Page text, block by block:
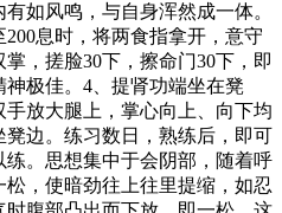
如风鸣，与自身浑然成一体。
息时，将两食指拿开，意守
，搓脸30下，擦命门30下，即
极佳。4、提肾功端坐在凳
手放大腿上，掌心向上、向下均
边。练习数日，熟练后，即可
。思想集中于会阴部，随着呼
，使暗劲往上往里提缩，如忍